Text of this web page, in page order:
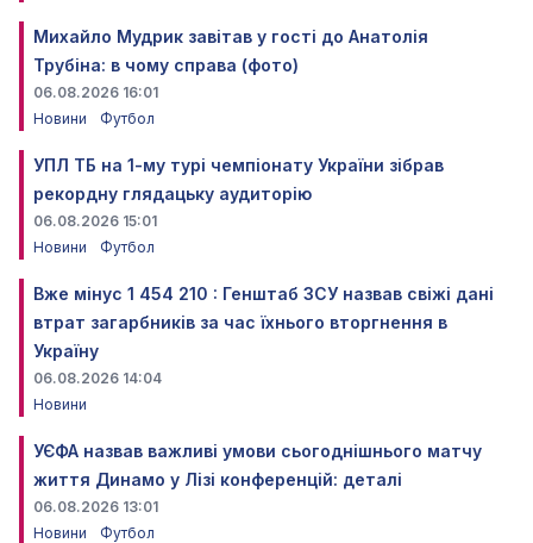
Михайло Мудрик завітав у гості до Анатолія
Трубіна: в чому справа (фото)
06.08.2026 16:01
Новини
Футбол
УПЛ ТБ на 1-му турі чемпіонату України зібрав
рекордну глядацьку аудиторію
06.08.2026 15:01
Новини
Футбол
Вже мінус 1 454 210 : Генштаб ЗСУ назвав свіжі дані
втрат загарбників за час їхнього вторгнення в
Україну
06.08.2026 14:04
Новини
УЄФА назвав важливі умови сьогоднішнього матчу
життя Динамо у Лізі конференцій: деталі
06.08.2026 13:01
Новини
Футбол